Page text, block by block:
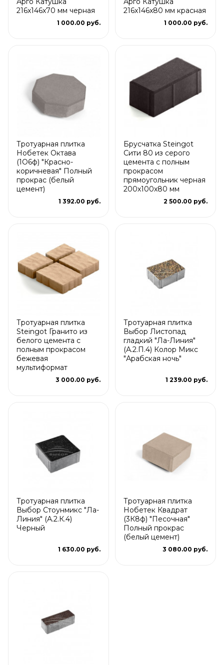
216x146x70 мм черная
1 000.00 руб.
216x146x80 мм красная
1 000.00 руб.
Тротуарная плитка
Нобетек Октава
(1О6ф) "Красно-
коричневая" Полный
прокрас (белый
цемент)
1 392.00 руб.
Брусчатка Steingot
Сити 80 из серого
цемента с полным
прокрасом
прямоугольник черная
200х100х80 мм
2 500.00 руб.
Тротуарная плитка
Steingot Гранито из
белого цемента с
полным прокрасом
бежевая
мультиформат
3 000.00 руб.
Тротуарная плитка
Выбор Листопад
гладкий "Ла-Линия"
(А.2.П.4) Колор Микс
"Арабская ночь"
1 239.00 руб.
Тротуарная плитка
Выбор Стоунмикс "Ла-
Линия" (А.2.К.4)
Черный
1 630.00 руб.
Тротуарная плитка
Нобетек Квадрат
(3К8ф) "Песочная"
Полный прокрас
(белый цемент)
3 080.00 руб.